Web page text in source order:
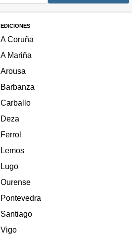
EDICIONES
A Coruña
A Mariña
Arousa
Barbanza
Carballo
Deza
Ferrol
Lemos
Lugo
Ourense
Pontevedra
Santiago
Vigo